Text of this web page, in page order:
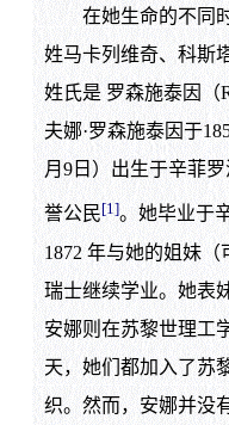
在她生命的不同时
姓马卡列维奇、科斯
姓氏是 罗森施泰因（
夫娜·罗森施泰因于
月9日）出生于辛菲
誉公民[1]。她毕业于
1872 年与她的姐妹
瑞士继续学业。她表
安娜则在苏黎世理工
天，她们都加入了苏
织。然而，安娜并没